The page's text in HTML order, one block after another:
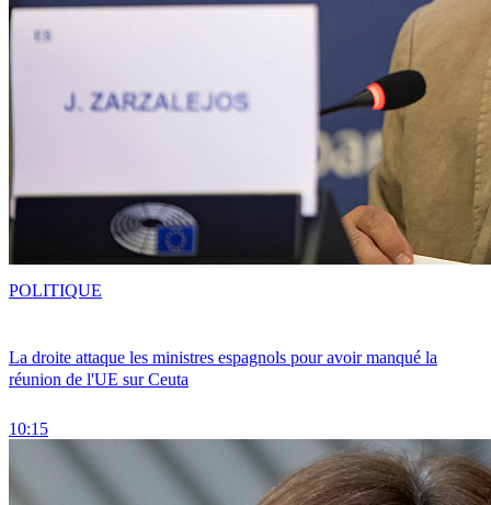
La droite attaque les ministres espagnols pour avoir manqué la
réunion de l'UE sur Ceuta
10:15
POLITIQUE